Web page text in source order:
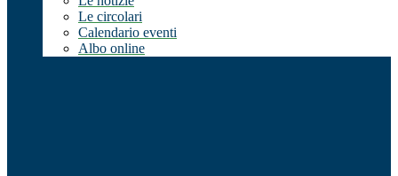
Le circolari
Calendario eventi
Albo online